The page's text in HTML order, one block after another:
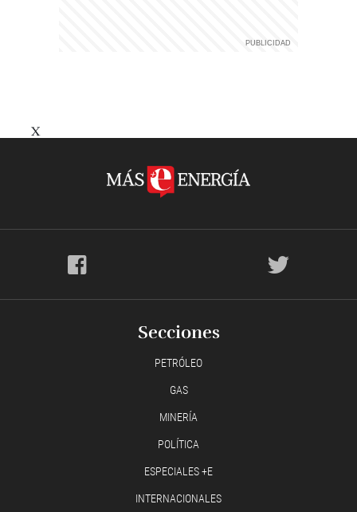
X
Secciones
PETRÓLEO
GAS
MINERÍA
POLÍTICA
ESPECIALES +E
INTERNACIONALES